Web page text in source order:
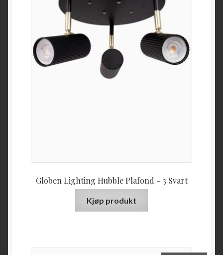
Globen Lighting Hubble Plafond – 3 Svart
Kjøp produkt